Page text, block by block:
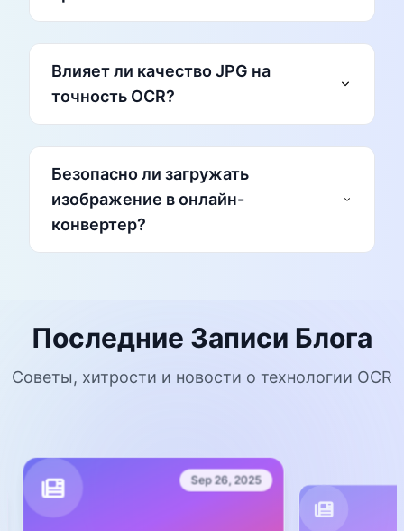
конвертировать изображение в текст
Word.
Текст будет автоматически распознан.
Влияет ли качество JPG на
точность OCR?
Безопасно ли загружать
изображение в онлайн-
конвертер?
Файлы не хранятся постоянно.
Последние Записи Блога
Советы, хитрости и новости о технологии OCR
Sep 26, 2025